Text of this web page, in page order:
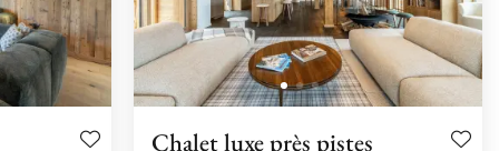
Chalet luxe près pistes